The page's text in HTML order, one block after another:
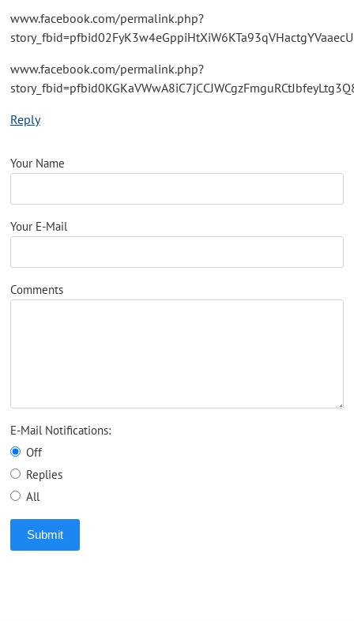
www.facebook.com/permalink.php?
www.facebook.com/permalink.php?
Reply
Your Name
Your E-Mail
Comments
E-Mail Notifications:
Off
Replies
All
Submit